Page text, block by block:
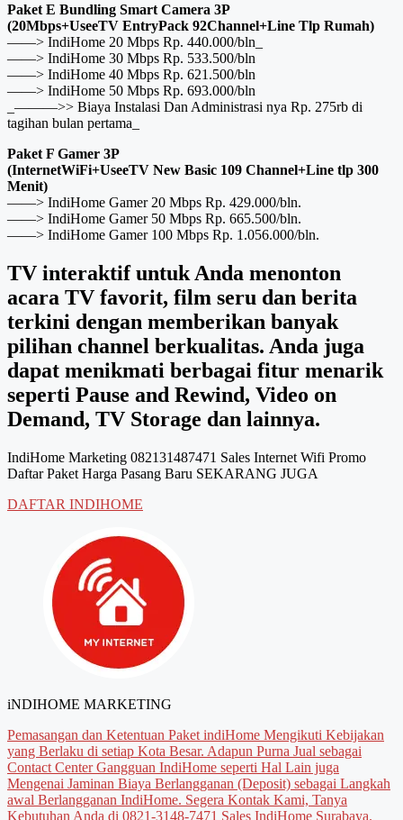
Paket E Bundling Smart Camera 3P
(20Mbps+UseeTV EntryPack 92Channel+Line Tlp Rumah)
——> IndiHome 20 Mbps Rp. 440.000/bln_
——> IndiHome 30 Mbps Rp. 533.500/bln
——> IndiHome 40 Mbps Rp. 621.500/bln
——> IndiHome 50 Mbps Rp. 693.000/bln
_———>> Biaya Instalasi Dan Administrasi nya Rp. 275rb di
tagihan bulan pertama_
Paket F Gamer 3P
(InternetWiFi+UseeTV New Basic 109 Channel+Line tlp 300
Menit)
——> IndiHome Gamer 20 Mbps Rp. 429.000/bln.
——> IndiHome Gamer 50 Mbps Rp. 665.500/bln.
——> IndiHome Gamer 100 Mbps Rp. 1.056.000/bln.
TV interaktif untuk Anda menonton
acara TV favorit, film seru dan berita
terkini dengan memberikan banyak
pilihan channel berkualitas. Anda juga
dapat menikmati berbagai fitur menarik
seperti Pause and Rewind, Video on
Demand, TV Storage dan lainnya.
IndiHome Marketing 082131487471 Sales Internet Wifi Promo
Daftar Paket Harga Pasang Baru SEKARANG JUGA
DAFTAR INDIHOME
iNDIHOME MARKETING
Pemasangan dan Ketentuan Paket indiHome Mengikuti Kebijakan
yang Berlaku di setiap Kota Besar. Adapun Purna Jual sebagai
Contact Center Gangguan IndiHome seperti Hal Lain juga
Mengenai Jaminan Biaya Berlangganan (Deposit) sebagai Langkah
awal Berlangganan IndiHome. Segera Kontak Kami, Tanya
Kebutuhan Anda di 0821-3148-7471 Sales IndiHome Surabaya.